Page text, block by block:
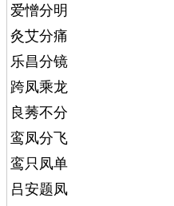
爱憎分明
灸艾分痛
乐昌分镜
跨凤乘龙
良莠不分
鸾凤分飞
鸾只凤单
吕安题凤